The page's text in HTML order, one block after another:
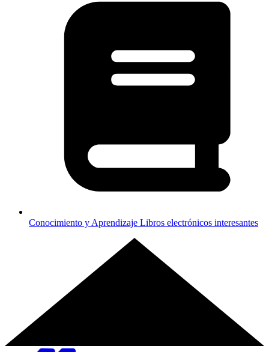
Conocimiento y Aprendizaje Libros electrónicos interesantes